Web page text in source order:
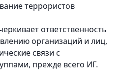
террористов
ответственность
организаций и лиц,
связи с
прежде всего ИГ.